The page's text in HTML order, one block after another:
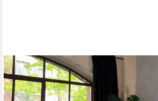
COMPLEO
Polsterbett Cloud Bett, Bett mit
(Chenille-Stoff), Schlafzimmer Bett